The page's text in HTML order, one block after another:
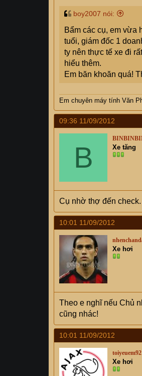
boy2007 nói:
Bẩm các cụ, em vừa
tuổi, giám đốc 1
ty nên thực tế xe đi
hiểu thêm.
Em băn khoăn quá!
Em chuyên máy tính Văn
09:36 11/09/2012
B Xe tăng
Cụ nhờ thợ đến
10:01 11/09/2012
Xe hơi
Theo e nghĩ nếu Chủ
cũng nhác!
10:01 11/09/2012
toiyeuem92
Xe hơi